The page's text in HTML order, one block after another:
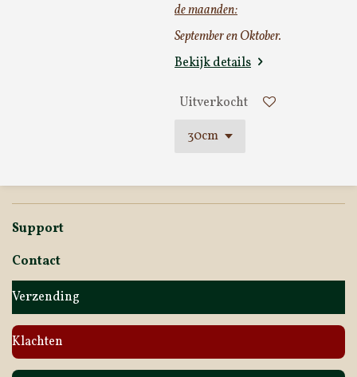
de maanden:
September en Oktober.
Bekijk details
Uitverkocht
Support
Contact
Verzending
Klachten